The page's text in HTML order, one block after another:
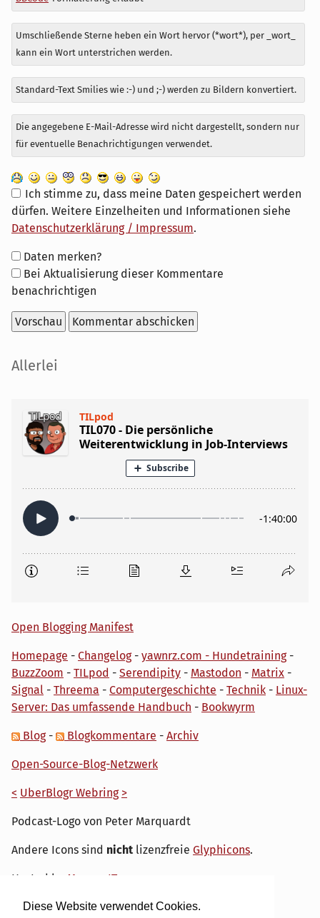
Diese Website verwendet Cookies.
Umschließende Sterne heben ein Wort hervor (*wort*), per _wort_
kann ein Wort unterstrichen werden.
Standard-Text Smilies wie :-) und ;-) werden zu Bildern konvertiert.
Die angegebene E-Mail-Adresse wird nicht dargestellt, sondern nur
für eventuelle Benachrichtigungen verwendet.
Ich stimme zu, dass meine Daten gespeichert werden
dürfen. Weitere Einzelheiten und Informationen siehe
Datenschutzerklärung / Impressum.
Formular-
Optionen
Daten merken?
Bei Aktualisierung dieser Kommentare
benachrichtigen
Seitenleiste
Allerlei
Open Blogging Manifest
Homepage - Changelog- yawnrz.com - Hundetraining-
BuzzZoom - TILpod - Serendipity - Mastodon - Matrix -
Signal - Threema - Computergeschichte - Technik - Linux-
Server: Das umfassende Handbuch - Bookwyrm
Blog- Blogkommentare - Archiv
Open-Source-Blog-Netzwerk
< UberBlogr Webring >
Podcast-Logo von Peter Marquardt
Andere Icons sind nicht lizenzfreie Glyphicons.
Hosted by My own IT.